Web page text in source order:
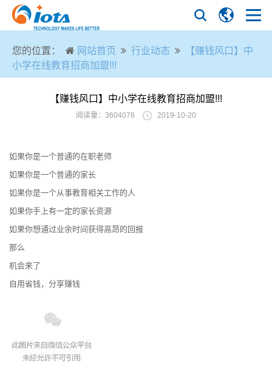
您的位置： 网站首页 行业动态
【赚钱风口】中
小学在线教育招商加盟!!!
【赚钱风口】中小学在线教育招商加盟!!!
阅读量：3604078 2019-10-20
如果你是一个普通的在职老师
如果你是一个普通的家长
如果你是一个从事教育相关工作的人
如果你手上有一定的家长资源
如果你想通过业余时间获得高昂的回报
那么
机会来了
自用省钱，分享赚钱